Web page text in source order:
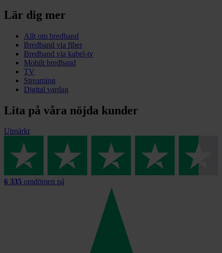
Lär dig mer
Allt om bredband
Bredband via fiber
Bredband via kabel-tv
Mobilt bredband
TV
Streaming
Digital vardag
Lita på våra nöjda kunder
Utmärkt
6 335 omdömen på